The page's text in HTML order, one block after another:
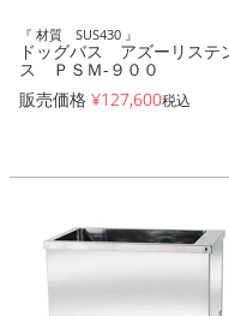
『 材質 SUS430 』
ドッグバス アズーリステ
ス ＰＳＭ-９００
販売価格 ¥127,600税込